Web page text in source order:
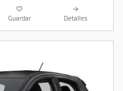
Guardar Detalles